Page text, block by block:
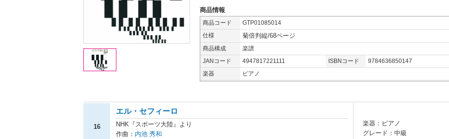
商品情報
商品コード
GTP01085014
仕様
菊倍判縦/68ページ
商品構成
楽譜
JANコード
4947817221111 ISBNコード
9784636850147
楽器
ピアノ
16
エル・セフィーロ
NHK『スポーツ大陸』より
作曲： 内池 秀和
楽器：ピアノ
グレード：中級